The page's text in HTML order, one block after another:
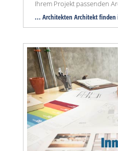
Ihrem Projekt passenden
... Architekten Architekt finden